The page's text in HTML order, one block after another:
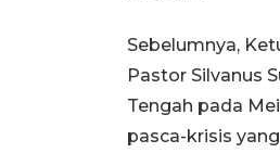
Sebelumnya,
Pastor Silvanus
Tengah pada
pasca-krisis